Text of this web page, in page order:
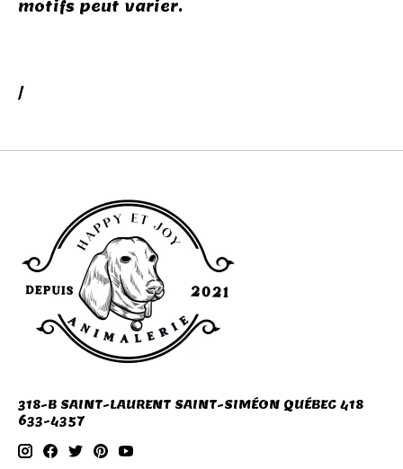
motifs peut varier.
/
318-B SAINT-LAURENT SAINT-SIMÉON QUÉBEC 418
633-4357